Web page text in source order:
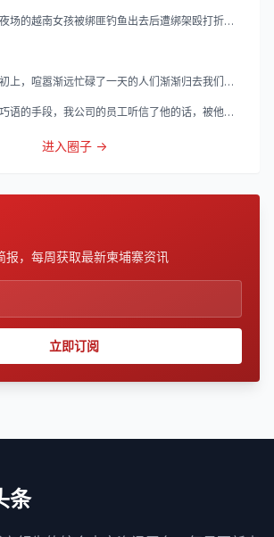
场的越南女孩被绑匪钓鱼出去后遭绑架殴打折
上，喧嚣渐远忙碌了一天的人们渐渐归去我们的
语的手段，我公司的员工听信了他的话，被他带
进入圈子 →
报，每周获取最新柬埔寨资讯
立即订阅
条